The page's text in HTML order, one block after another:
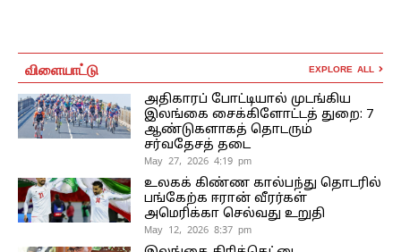
விளையாட்டு EXPLORE ALL
அதிகாரப் போட்டியால் முடங்கிய
இலங்கை சைக்கிளோட்டத் துறை: 7
ஆண்டுகளாகத் தொடரும்
சர்வதேசத் தடை
May 27, 2026 4:19 pm
உலகக் கிண்ண கால்பந்து தொடரில்
பங்கேற்க ஈரான் வீரர்கள்
அமெரிக்கா செல்வது உறுதி
May 12, 2026 8:37 pm